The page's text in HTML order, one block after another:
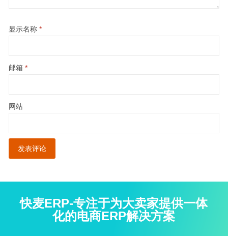
显示名称 *
邮箱 *
网站
快麦ERP-专注于为大卖家提供一体
化的电商ERP解决方案